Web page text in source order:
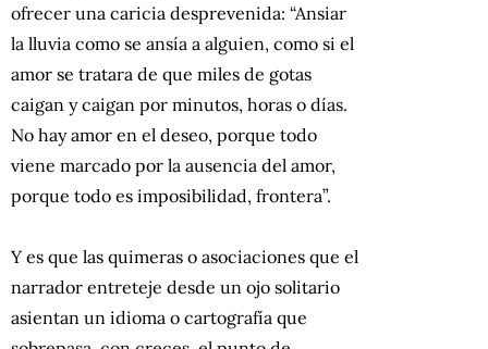
ofrecer una caricia desprevenida: “Ansiar
la lluvia como se ansía a alguien, como si el
amor se tratara de que miles de gotas
caigan y caigan por minutos, horas o días.
No hay amor en el deseo, porque todo
viene marcado por la ausencia del amor,
porque todo es imposibilidad, frontera”.
Y es que las quimeras o asociaciones que el
narrador entreteje desde un ojo solitario
asientan un idioma o cartografía que